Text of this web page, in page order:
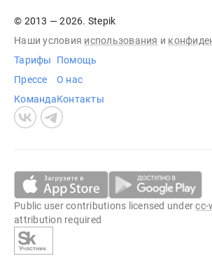
© 2013 — 2026. Stepik
Наши условия использования и
Тарифы
Прессе
Команда
Помощь
О нас
Контакты
Public user contributions licensed undercc-
attribution required